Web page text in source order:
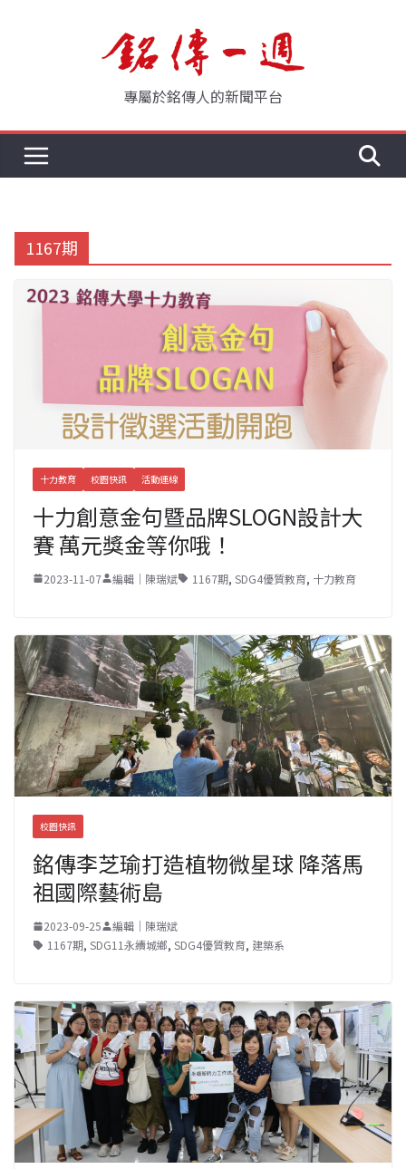
專屬於銘傳人的新聞平台
1167期
十力教育 校園快訊 活動連線
十力創意金句暨品牌SLOGN設計大
賽 萬元獎金等你哦！
2023-11-07 編輯｜陳瑞斌 1167期, SDG4優質教育, 十力教育
校園快訊
銘傳李芝瑜打造植物微星球 降落馬
祖國際藝術島
2023-09-25
編輯｜陳瑞斌
1167期, SDG11永續城鄉, SDG4優質教育, 建築系